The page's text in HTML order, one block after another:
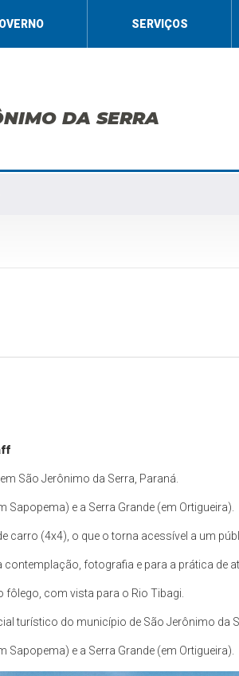
SERVIÇOS
DA SERRA
São Jerônimo da Serra, Paraná.
Sapopema) e a Serra Grande (em Ortigueira).
carro (4x4), o que o torna acessível a um
contemplação, fotografia e para a prática de
fôlego, com vista para o Rio Tibagi.
turístico do município de São Jerônimo
Sapopema) e a Serra Grande (em Ortigueira).